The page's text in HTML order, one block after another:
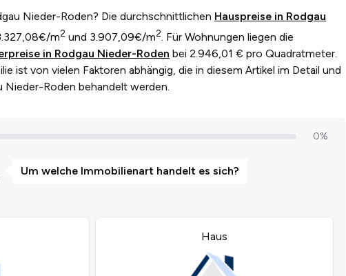
Nieder-Roden? Die durchschnittlichen Hauspreise in Rodgau
m2 und 3.907,09€/m2. Für Wohnungen liegen die
in Rodgau Nieder-Roden bei 2.946,01 € pro Quadratmeter.
ist von vielen Faktoren abhängig, die in diesem Artikel im Detail und
Nieder-Roden behandelt werden.